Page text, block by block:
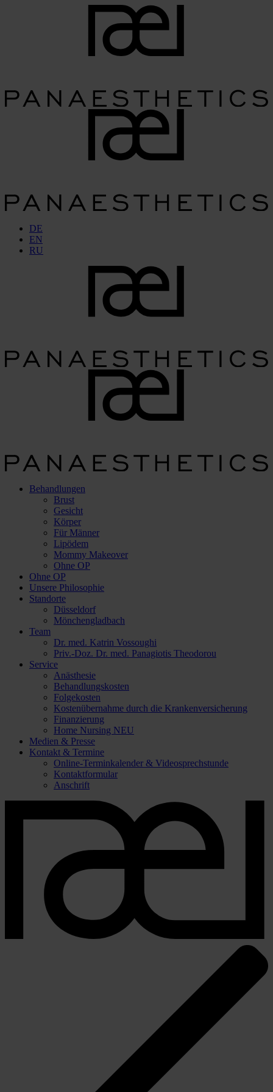
DE
EN
RU
Behandlungen
Brust
Gesicht
Körper
Für Männer
Lipödem
Mommy Makeover
Ohne OP
Ohne OP
Unsere Philosophie
Standorte
Düsseldorf
Mönchengladbach
Team
Dr. med. Katrin Vossoughi
Priv.-Doz. Dr. med. Panagiotis Theodorou
Service
Anästhesie
Behandlungskosten
Folgekosten
Kostenübernahme durch die Krankenversicherung
Finanzierung
Home Nursing NEU
Medien & Presse
Kontakt & Termine
Online-Terminkalender & Videosprechstunde
Kontaktformular
Anschrift